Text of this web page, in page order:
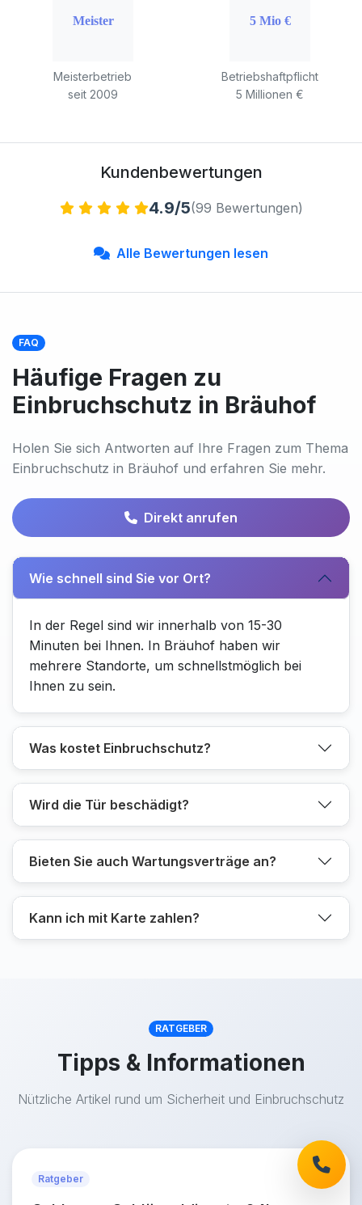
Meisterbetrieb
seit 2009
Betriebshaftpflicht
5 Millionen €
Kundenbewertungen
4.9/5(99 Bewertungen)
Alle Bewertungen lesen
FAQ
Häufige Fragen zu
Einbruchschutz in Bräuhof
Holen Sie sich Antworten auf Ihre Fragen zum Thema
Einbruchschutz in Bräuhof und erfahren Sie mehr.
Direkt anrufen
Wie schnell sind Sie vor Ort?
In der Regel sind wir innerhalb von 15-30
Minuten bei Ihnen. In Bräuhof haben wir
mehrere Standorte, um schnellstmöglich bei
Ihnen zu sein.
Was kostet Einbruchschutz?
Wird die Tür beschädigt?
Bieten Sie auch Wartungsverträge an?
Kann ich mit Karte zahlen?
RATGEBER
Tipps & Informationen
Nützliche Artikel rund um Sicherheit und Einbruchschutz
Ratgeber